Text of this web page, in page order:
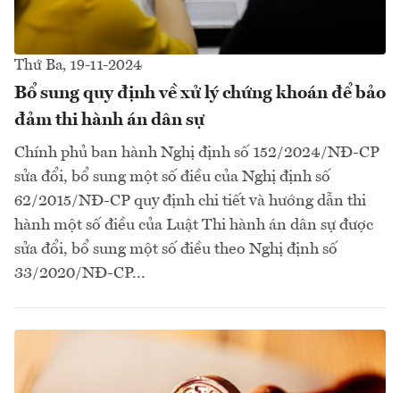
Thứ Ba, 19-11-2024
Bổ sung quy định về xử lý chứng khoán để bảo
đảm thi hành án dân sự
Chính phủ ban hành Nghị định số 152/2024/NĐ-CP
sửa đổi, bổ sung một số điều của Nghị định số
62/2015/NĐ-CP quy định chi tiết và hướng dẫn thi
hành một số điều của Luật Thi hành án dân sự được
sửa đổi, bổ sung một số điều theo Nghị định số
33/2020/NĐ-CP...